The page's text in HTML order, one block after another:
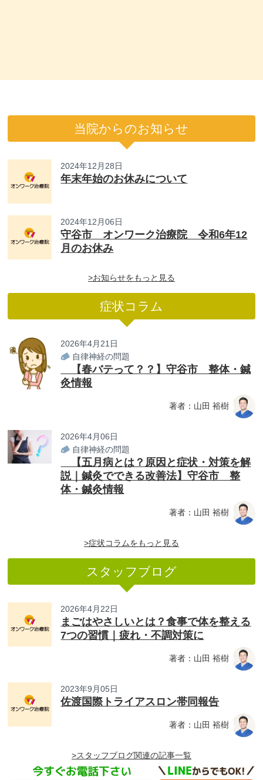
当院からのお知らせ
2024年12月28日
年末年始のお休みについて
2024年12月06日
守谷市 オンワーク治療院 令和6年12
月のお休み
>お知らせをもっと見る
症状コラム
2026年4月21日
自律神経の問題
【春バテって？？】守谷市 整体・鍼
灸情報
著者：山田 裕樹
2026年4月06日
自律神経の問題
【五月病とは？原因と症状・対策を解
説｜鍼灸でできる改善法】守谷市 整
体・鍼灸情報
著者：山田 裕樹
>症状コラムをもっと見る
スタッフブログ
2026年4月22日
まごはやさしいとは？食事で体を整える
7つの習慣｜疲れ・不調対策に
著者：山田 裕樹
2023年9月05日
佐渡国際トライアスロン帯同報告
著者：山田 裕樹
>スタッフブログ関連の記事一覧